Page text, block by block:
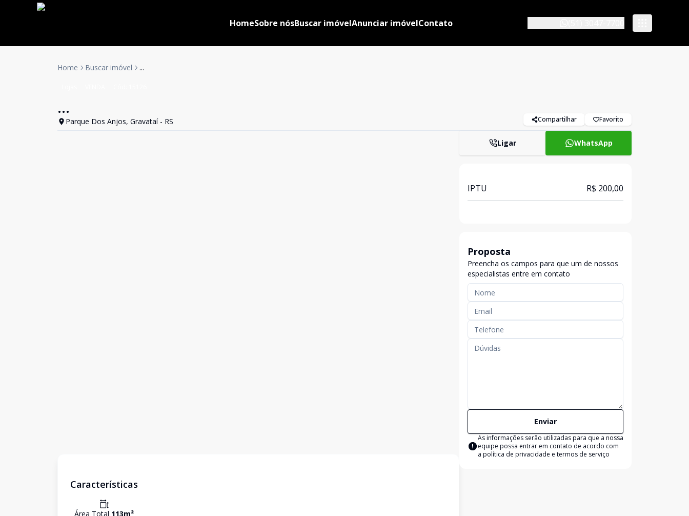
HomeSobre nósBuscar imóvelAnunciar imóvelContato
Home Buscar imóvel ...
...
Parque Dos Anjos, Gravataí - RS Compartilhar Favorito
Características
Área Total 113m²
Ligar WhatsApp
IPTU R$ 200,00
Proposta
Preencha os campos para que um de nossos
especialistas entre em contato
Enviar
As informações serão utilizadas para que a nossa
equipe possa entrar em contato de acordo com
a política de privacidade e termos de serviço